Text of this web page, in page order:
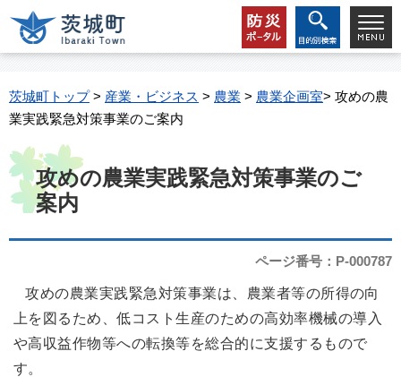
茨城町トップ> 産業・ビジネス > 農業 > 農業企画室> 攻めの農
業実践緊急対策事業のご案内
攻めの農業実践緊急対策事業のご
案内
ページ番号：P-000787
攻めの農業実践緊急対策事業は、農業者等の所得の向
上を図るため、低コスト生産のための高効率機械の導入
や高収益作物等への転換等を総合的に支援するもので
す。